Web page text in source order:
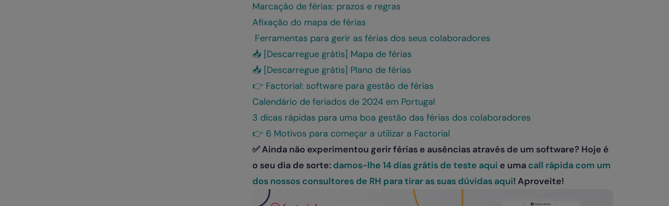
Marcação de férias: prazos e regras
Afixação do mapa de férias
Ferramentas para gerir as férias dos seus colaboradores
📥 [Descarregue grátis] Mapa de férias
📥 [Descarregue grátis] Plano de férias
👉 Factorial: software para gestão de férias
Calendário de feriados de 2024 em Portugal
3 dicas rápidas para uma boa gestão das férias dos colaboradores
👉 6 Motivos para começar a utilizar a Factorial
✅ Ainda não experimentou gerir férias e ausências através de um software? Hoje é
o seu dia de sorte: damos-lhe 14 dias grátis de teste aqui e uma call rápida com um
dos nossos consultores de RH para tirar as suas dúvidas aqui! Aproveite!